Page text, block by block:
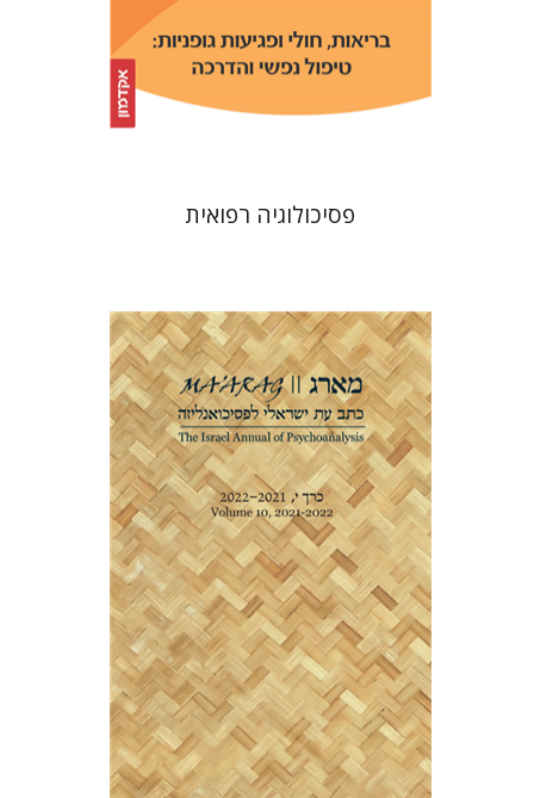
הנחת אתר ספר מודפס
פסיכולוגיה רפואית
דנה אמיר
הנחת אתר ספר מודפס
$35
$32